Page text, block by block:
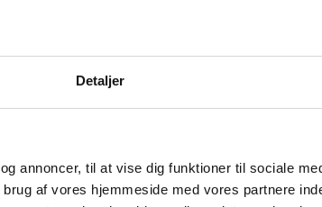
Detaljer
annoncer, til at vise dig funktioner til sociale
af vores hjemmeside med vores partnere